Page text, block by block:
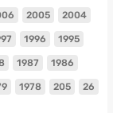
2005 2004
1996 1995
1987 1986
1978 205 26